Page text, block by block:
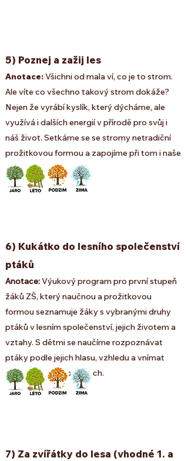
5) Poznej a zažij les
Anotace:Všichni od mala ví, co je to strom.
Ale víte co všechno takový strom dokáže?
Nejen že vyrábí kyslík, který dýcháme, ale
využívá i dalších energií v přírodě pro svůj i
náš život. Setkáme se se stromy netradiční
prožitkovou formou a zapojíme při tom i naše
smysly!
6) Kukátko do lesního společenství
ptáků
Anotace:Výukový program pro první stupeň
žáků ZŠ, který naučnou a prožitkovou
formou seznamuje žáky s vybranými druhy
ptáků v lesním společenství, jejich životem a
vztahy. S dětmi se naučíme rozpoznávat
ptáky podle jejich hlasu, vzhledu a vnímat
rozdíly v jejich potřebách.
7) Za zvířátky do lesa (vhodné 1. a